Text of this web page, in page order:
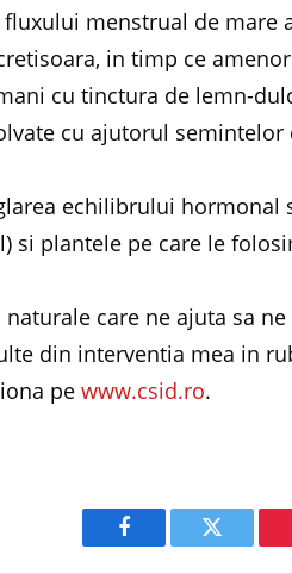
menstrual de mare
in timp ce
cu tinctura de lemn-
cu ajutorul
echilibrului hormonal
si plantele pe care le
care ne ajuta sa
din interventia mea in
pewww.csid.ro.
Facebook Twitter